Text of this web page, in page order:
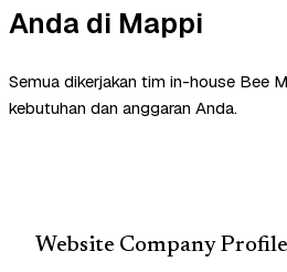
Anda di Mappi
Semua dikerjakan tim in-house Bee
kebutuhan dan anggaran Anda.
Website Company Profile